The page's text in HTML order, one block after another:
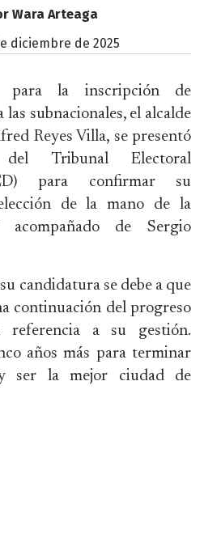
Wara Arteaga
diciembre de 2025
la inscripción de
subnacionales, el alcalde
Reyes Villa, se presentó
Tribunal Electoral
para confirmar su
de la mano de la
de Sergio
candidatura se debe a que
continuación del progreso
referencia a su gestión.
años más para terminar
ser la mejor ciudad de